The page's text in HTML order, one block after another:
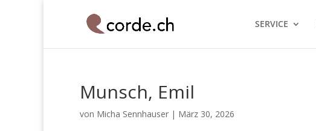
SERVICE
Munsch, Emil
von Micha Sennhauser | März 30, 2026